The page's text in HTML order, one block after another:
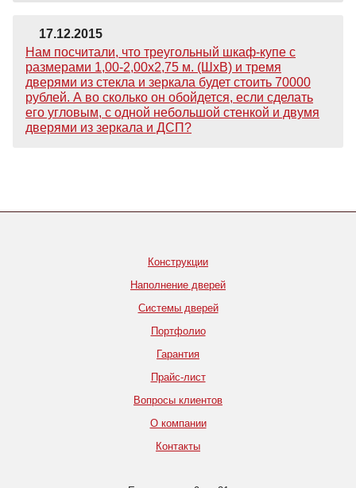
17.12.2015
Нам посчитали, что треугольный шкаф-купе с
размерами 1,00-2,00х2,75 м. (ШхВ) и тремя
дверями из стекла и зеркала будет стоить 70000
рублей. А во сколько он обойдется, если сделать
его угловым, с одной небольшой стенкой и двумя
дверями из зеркала и ДСП?
Конструкции
Наполнение дверей
Системы дверей
Портфолио
Гарантия
Прайс-лист
Вопросы клиентов
О компании
Контакты